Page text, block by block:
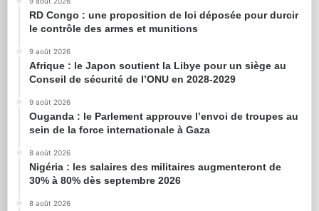
RD Congo : une proposition de loi déposée pour durcir
le contrôle des armes et munitions
9 août 2026
Afrique : le Japon soutient la Libye pour un siège au
Conseil de sécurité de l’ONU en 2028-2029
9 août 2026
Ouganda : le Parlement approuve l’envoi de troupes au
sein de la force internationale à Gaza
8 août 2026
Nigéria : les salaires des militaires augmenteront de
30% à 80% dès septembre 2026
8 août 2026